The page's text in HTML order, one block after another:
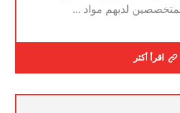
المتخصصين لديهم مواد ...
اقرأ أكثر